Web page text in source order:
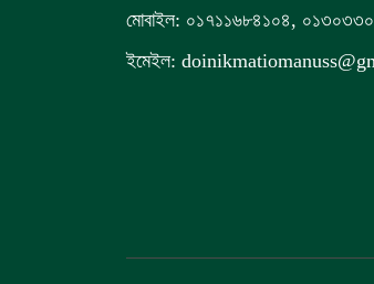
মোবাইল: ০১৭১১৬৮৪১০৪,
ইমেইল: